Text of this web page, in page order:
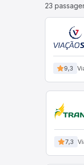
23
9,3
7,3